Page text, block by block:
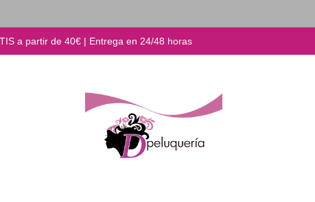
a partir de 40€ | Entrega en 24/48 horas